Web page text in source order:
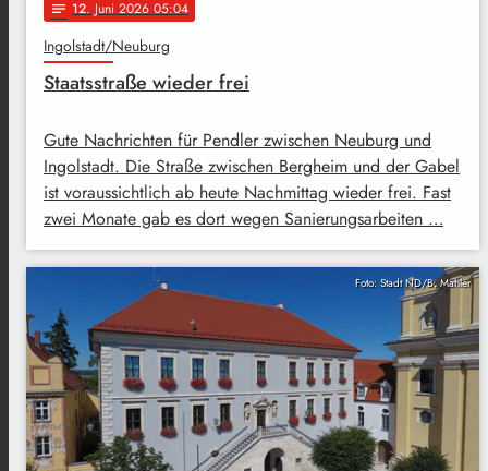
notes 12. Juni 2026 05:04
Ingolstadt/Neuburg
Staatsstraße wieder frei
Gute Nachrichten für Pendler zwischen Neuburg und
Ingolstadt. Die Straße zwischen Bergheim und der Gabel
ist voraussichtlich ab heute Nachmittag wieder frei. Fast
zwei Monate gab es dort wegen Sanierungsarbeiten …
Foto: Stadt ND/B. Mahler